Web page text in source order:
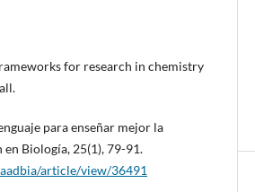
for research in chemistry
para enseñar mejor la
Biología, 25(1), 79-91.
article/view/36491